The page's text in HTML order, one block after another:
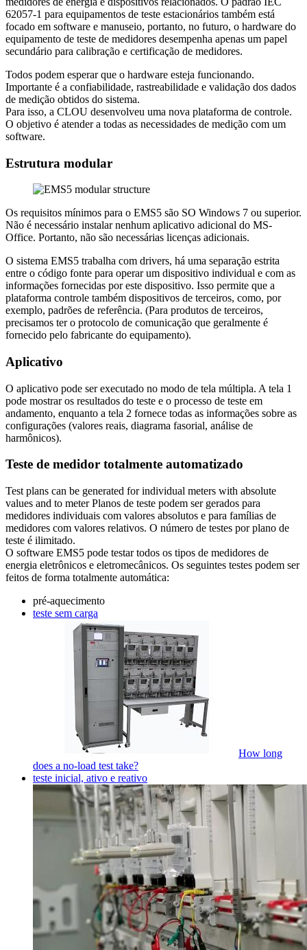
62057-1 para equipamentos de teste estacionários também está
focado em software e manuseio, portanto, no futuro, o hardware do
equipamento de teste de medidores desempenha apenas um papel
secundário para calibração e certificação de medidores.
Todos podem esperar que o hardware esteja funcionando.
Importante é a confiabilidade, rastreabilidade e validação dos dados
de medição obtidos do sistema.
Para isso, a CLOU desenvolveu uma nova plataforma de controle.
O objetivo é atender a todas as necessidades de medição com um
software.
Estrutura modular
Os requisitos mínimos para o EMS5 são SO Windows 7 ou superior.
Não é necessário instalar nenhum aplicativo adicional do MS-
Office. Portanto, não são necessárias licenças adicionais.
O sistema EMS5 trabalha com drivers, há uma separação estrita
entre o código fonte para operar um dispositivo individual e com as
informações fornecidas por este dispositivo. Isso permite que a
plataforma controle também dispositivos de terceiros, como, por
exemplo, padrões de referência. (Para produtos de terceiros,
precisamos ter o protocolo de comunicação que geralmente é
fornecido pelo fabricante do equipamento).
Aplicativo
O aplicativo pode ser executado no modo de tela múltipla. A tela 1
pode mostrar os resultados do teste e o processo de teste em
andamento, enquanto a tela 2 fornece todas as informações sobre as
configurações (valores reais, diagrama fasorial, análise de
harmônicos).
Teste de medidor totalmente automatizado
Test plans can be generated for individual meters with absolute
values and to meter Planos de teste podem ser gerados para
medidores individuais com valores absolutos e para famílias de
medidores com valores relativos. O número de testes por plano de
teste é ilimitado.
O software EMS5 pode testar todos os tipos de medidores de
energia eletrônicos e eletromecânicos. Os seguintes testes podem ser
feitos de forma totalmente automática:
pré-aquecimento
teste sem carga
How long
does a no-load test take?
teste inicial, ativo e reativo